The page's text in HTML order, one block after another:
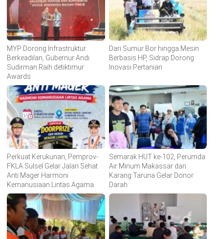
MYP Dorong Infrastruktur
Berkeadilan, Gubernur Andi
Sudirman Raih detiktimur
Awards
Dari Sumur Bor hingga Mesin
Berbasis HP, Sidrap Dorong
Inovasi Pertanian
Perkuat Kerukunan, Pemprov-
FKLA Sulsel Gelar Jalan Sehat
Anti Mager Harmoni
Kemanusiaan Lintas Agama
Semarak HUT ke-102, Perumda
Air Minum Makassar dan
Karang Taruna Gelar Donor
Darah